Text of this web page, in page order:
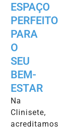
ESPAÇO
PERFEITO
PARA
O
SEU
BEM-
ESTAR
Na
Clinisete,
acreditamos